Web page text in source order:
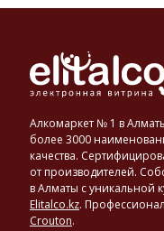
Алкомаркет № 1 в
более 3000
качества.
от производителей.
в Алматы с уникальной
Elitalco.kz.
Crouton.